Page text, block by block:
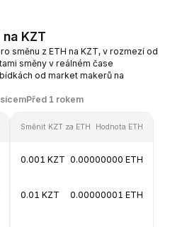
KZT
směnu z ETH na KZT, v rozmezí od
směny v reálném čase
od market makerů na
Před 1 rokem
Směnit KZT za ETH Hodnota ETH
0.001 KZT 0.00000000 ETH
0.01 KZT 0.00000001 ETH